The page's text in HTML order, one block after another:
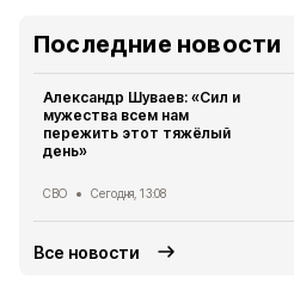
Последние новости
Александр Шуваев: «Сил и
мужества всем нам
пережить этот тяжёлый
день»
СВО Сегодня, 13:08
Все новости